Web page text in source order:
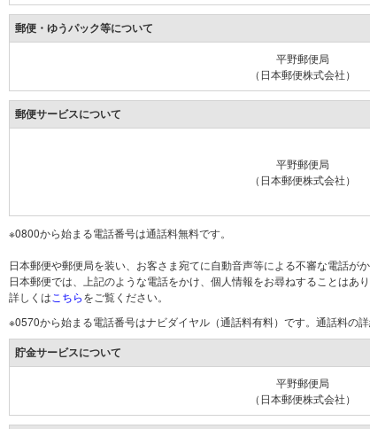
郵便・ゆうパック等について
平野郵便局
（日本郵便株式会社）
郵便サービスについて
平野郵便局
（日本郵便株式会社）
※0800から始まる電話番号は通話料無料です。
日本郵便や郵便局を装い、お客さま宛てに自動音声等による不審な電話が
日本郵便では、上記のような電話をかけ、個人情報をお尋ねすることはあり
詳しくは こちらをご覧ください。
※0570から始まる電話番号はナビダイヤル（通話料有料）です。通話料の
貯金サービスについて
平野郵便局
（日本郵便株式会社）